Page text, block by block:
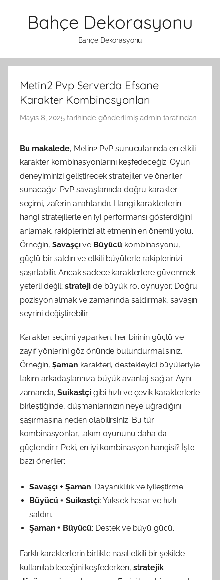
Bahçe Dekorasyonu
Bahçe Dekorasyonu
Metin2 Pvp Serverda Efsane
Karakter Kombinasyonları
Mayıs 8, 2025 tarihinde gönderilmiş admin tarafından
Bu makalede, Metin2 PvP sunucularında en etkili
karakter kombinasyonlarını keşfedeceğiz. Oyun
deneyiminizi geliştirecek stratejiler ve öneriler
sunacağız. PvP savaşlarında doğru karakter
seçimi, zaferin anahtarıdır. Hangi karakterlerin
hangi stratejilerle en iyi performansı gösterdiğini
anlamak, rakiplerinizi alt etmenin en önemli yolu.
Örneğin, Savaşçı ve Büyücü kombinasyonu,
güçlü bir saldırı ve etkili büyülerle rakiplerinizi
şaşırtabilir. Ancak sadece karakterlere güvenmek
yeterli değil; strateji de büyük rol oynuyor. Doğru
pozisyon almak ve zamanında saldırmak, savaşın
seyrini değiştirebilir.
Karakter seçimi yaparken, her birinin güçlü ve
zayıf yönlerini göz önünde bulundurmalısınız.
Örneğin, Şaman karakteri, destekleyici büyüleriyle
takım arkadaşlarınıza büyük avantaj sağlar. Aynı
zamanda, Suikastçi gibi hızlı ve çevik karakterlerle
birleştiğinde, düşmanlarınızın neye uğradığını
şaşırmasına neden olabilirsiniz. Bu tür
kombinasyonlar, takım oyununu daha da
güçlendirir. Peki, en iyi kombinasyon hangisi? İşte
bazı öneriler:
Savaşçı + Şaman: Dayanıklılık ve iyileştirme.
Büyücü + Suikastçi: Yüksek hasar ve hızlı
saldırı.
Şaman + Büyücü: Destek ve büyü gücü.
Farklı karakterlerin birlikte nasıl etkili bir şekilde
kullanılabileceğini keşfederken, stratejik